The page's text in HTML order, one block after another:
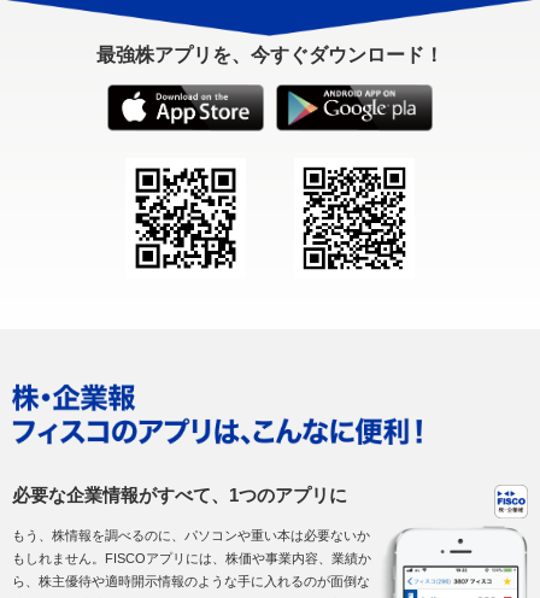
最強株アプリを、今すぐダウンロード！
必要な企業情報がすべて、1つのアプリに
もう、株情報を調べるのに、パソコンや重い本は必要ないか
もしれません。FISCOアプリには、株価や事業内容、業績か
ら、株主優待や適時開示情報のような手に入れるのが面倒な